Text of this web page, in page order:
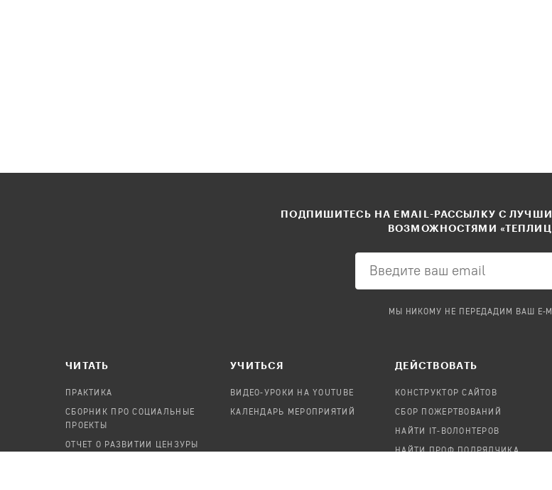
ПОДПИШИТЕСЬ НА EMAIL-РАССЫЛКУ С
ВОЗМОЖНОСТЯМИ
МЫ НИКОМУ НЕ ПЕРЕДАДИМ ВАШ E-
ЧИТАТЬ
ПРАКТИКА
СБОРНИК ПРО СОЦИАЛЬНЫЕ
ПРОЕКТЫ
ОТЧЕТ О РАЗВИТИИ ЦЕНЗУРЫ
УЧИТЬСЯ
ВИДЕО-УРОКИ НА YOUTUBE
КАЛЕНДАРЬ МЕРОПРИЯТИЙ
ДЕЙСТВОВАТЬ
КОНСТРУКТОР САЙТОВ
СБОР ПОЖЕРТВОВАНИЙ
НАЙТИ IT-ВОЛОНТЕРОВ
НАЙТИ ПРОФ.ПОДРЯДЧИКА